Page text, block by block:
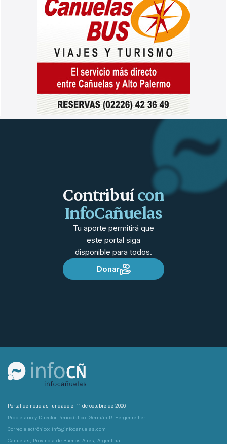
Contribuícon
InfoCañuelas
Tu aporte permitirá que
este portal siga
disponible para todos.
Donar
Portal de noticias fundado el 11 de octubre de 2006
Propietario y Director Periodístico: Germán R. Hergenrether
Correo electrónico: info@infocanuelas.com
Cañuelas, Provincia de Buenos Aires, Argentina